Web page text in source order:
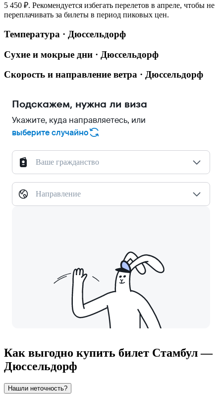
5 450 ₽. Рекомендуется избегать перелетов в апреле, чтобы не
переплачивать за билеты в период пиковых цен.
Температура · Дюссельдорф
Сухие и мокрые дни · Дюссельдорф
Скорость и направление ветра · Дюссельдорф
Подскажем, нужна ли виза
Укажите, куда направляетесь, или
выберите случайно
Ваше гражданство
Направление
Как выгодно купить билет Стамбул —
Дюссельдорф
Нашли неточность?